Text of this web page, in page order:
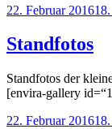
Veröffentlicht
22. Februar 2016
Standfotos
Standfotos der
[envira-gallery
Veröffentlicht
22. Februar 2016